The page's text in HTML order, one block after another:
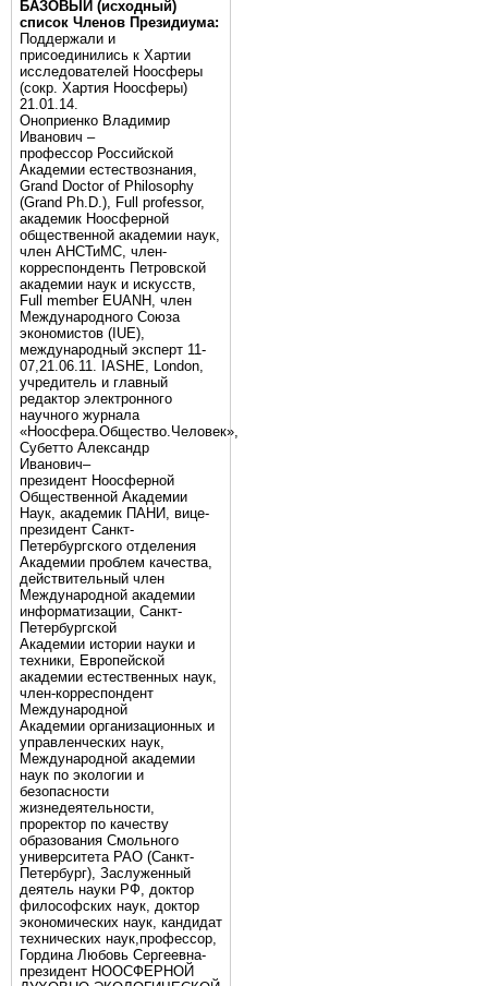
БАЗОВЫЙ (исходный)
список Членов Президиума:
Поддержали и
присоединились к Хартии
исследователей Ноосферы
(сокр. Хартия Ноосферы)
21.01.14.
Оноприенко Владимир
Иванович –
профессор Российской
Академии естествознания,
Grand Doctor of Philosophy
(Grand Ph.D.), Full professor,
академик Ноосферной
общественной академии наук,
член АНСТиМС, член-
корреспонденть Петровской
академии наук и искусств,
Full member EUANH, член
Международного Союза
экономистов (IUE),
международный эксперт 11-
07,21.06.11. IASHE, London,
учредитель и главный
редактор электронного
научного журнала
«Ноосфера.Общество.Человек»,
Субетто Александр
Иванович–
президент Ноосферной
Общественной Академии
Наук, академик ПАНИ, вице-
президент Санкт-
Петербургского отделения
Академии проблем качества,
действительный член
Международной академии
информатизации, Санкт-
Петербургской
Академии истории науки и
техники, Европейской
академии естественных наук,
член-корреспондент
Международной
Академии организационных и
управленческих наук,
Международной академии
наук по экологии и
безопасности
жизнедеятельности,
проректор по качеству
образования Смольного
университета РАО (Санкт-
Петербург), Заслуженный
деятель науки РФ, доктор
философских наук, доктор
экономических наук, кандидат
технических наук,профессор,
Гордина Любовь Сергеевна-
президент НООСФЕРНОЙ